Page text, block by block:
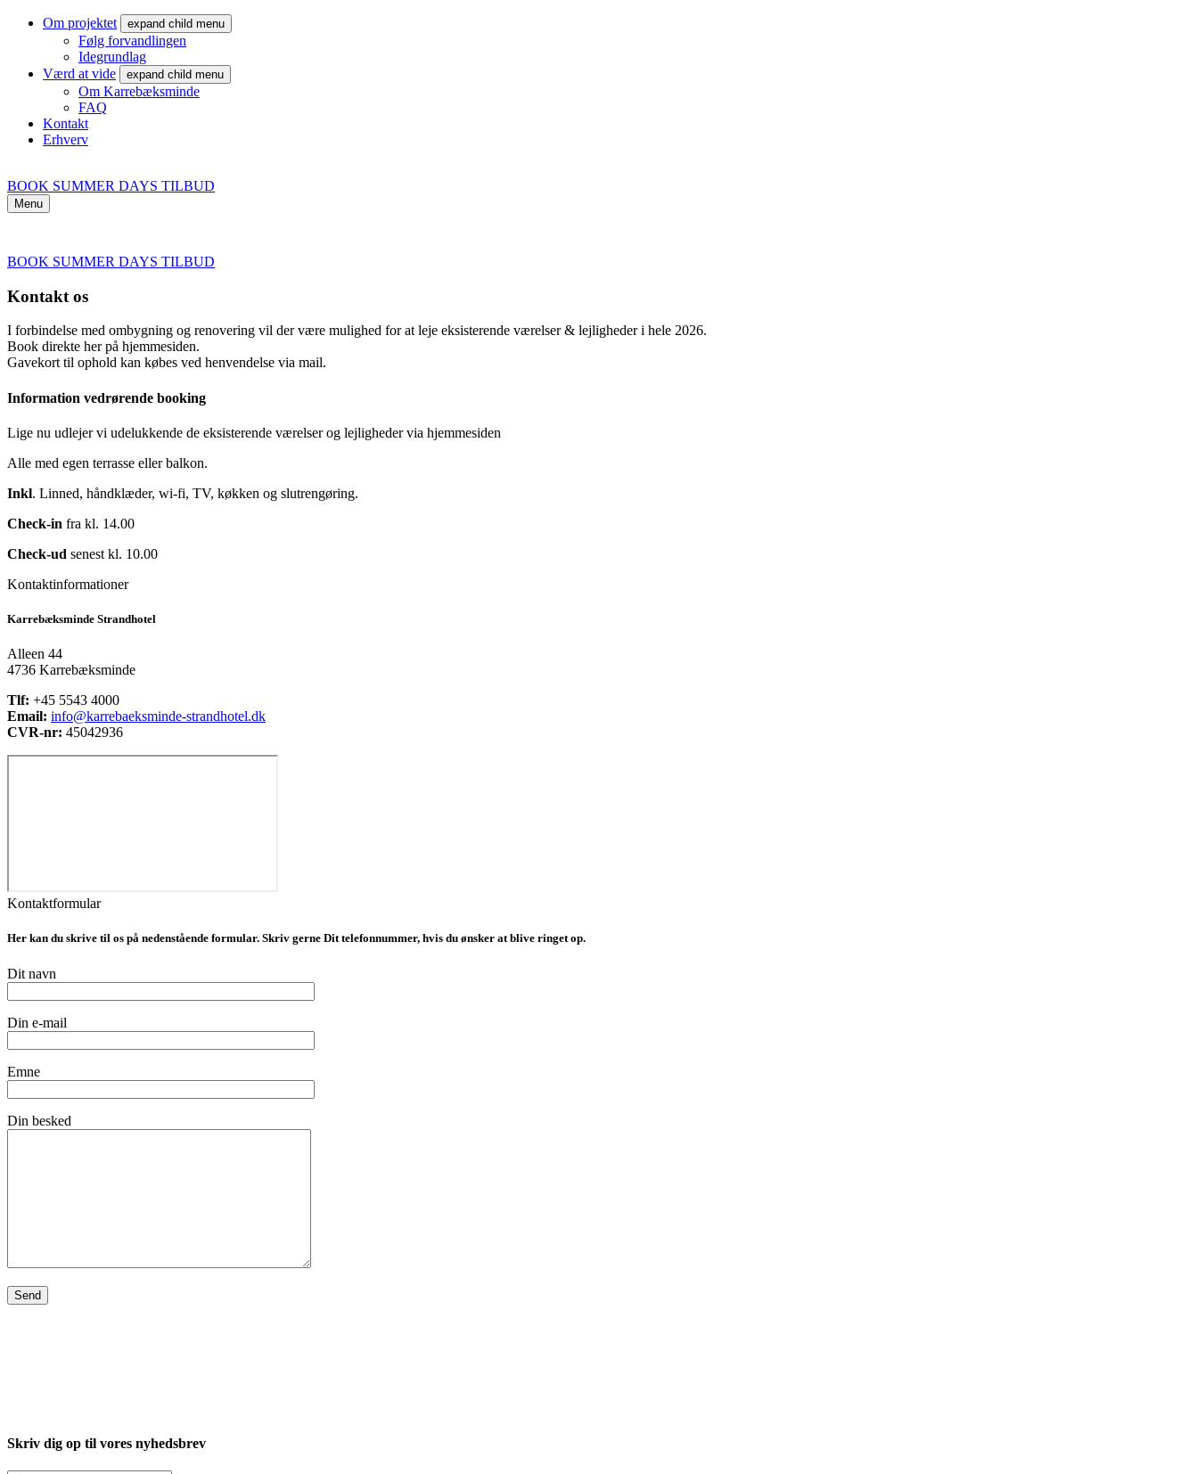
Om projektet expand child menu
Følg forvandlingen
Idegrundlag
Værd at vide
expand child menu
Om Karrebæksminde
FAQ
Kontakt
Erhverv
BOOK SUMMER DAYS TILBUD
Menu
BOOK SUMMER DAYS TILBUD
Kontakt os
I forbindelse med ombygning og renovering vil der være mulighed for at leje eksisterende værelser & lejligheder i hele 2026.
Book direkte her på hjemmesiden.
Gavekort til ophold kan købes ved henvendelse via mail.
Information vedrørende booking
Lige nu udlejer vi udelukkende de eksisterende værelser og lejligheder via hjemmesiden
Alle med egen terrasse eller balkon.
Inkl. Linned, håndklæder, wi-fi, TV, køkken og slutrengøring.
Check-in fra kl. 14.00
Check-ud senest kl. 10.00
Kontaktinformationer
Karrebæksminde Strandhotel
Alleen 44
4736 Karrebæksminde
Tlf: +45 5543 4000
Email: info@karrebaeksminde-strandhotel.dk
CVR-nr: 45042936
Kontaktformular
Her kan du skrive til os på nedenstående formular. Skriv gerne Dit telefonnummer, hvis du ønsker at blive ringet op.
Dit navn
Din e-mail
Emne
Din besked
Skriv dig op til vores nyhedsbrev